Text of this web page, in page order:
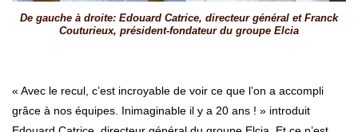
De gauche à droite: Edouard Catrice, directeur général et Franck
Couturieux, président-fondateur du groupe Elcia
« Avec le recul, c’est incroyable de voir ce que l’on a accompli
grâce à nos équipes. Inimaginable il y a 20 ans ! » introduit